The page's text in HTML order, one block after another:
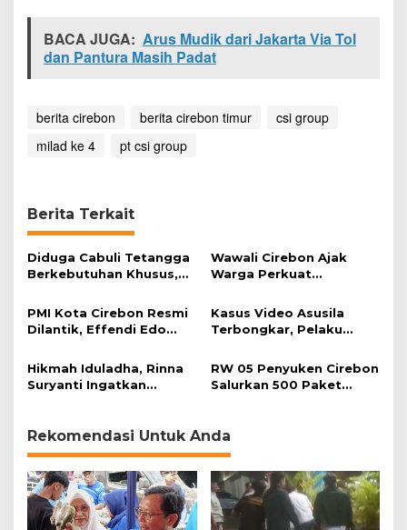
BACA JUGA: Arus Mudik dari Jakarta Via Tol
dan Pantura Masih Padat
berita cirebon berita cirebon timur
csi group
milad ke 4
pt csi group
Berita Terkait
Diduga Cabuli Tetangga
Berkebutuhan Khusus,
Wawali Cirebon Ajak
Warga Perkuat
Momentum Harjad ke-
599
PMI Kota Cirebon Resmi
Dilantik, Effendi Edo
Bencana
Kasus Video Asusila
Terbongkar, Pelaku
Korban Baru
Hikmah Iduladha, Rinna
Suryanti Ingatkan
RW 05 Penyuken Cirebon
Salurkan 500 Paket
Rekomendasi Untuk Anda